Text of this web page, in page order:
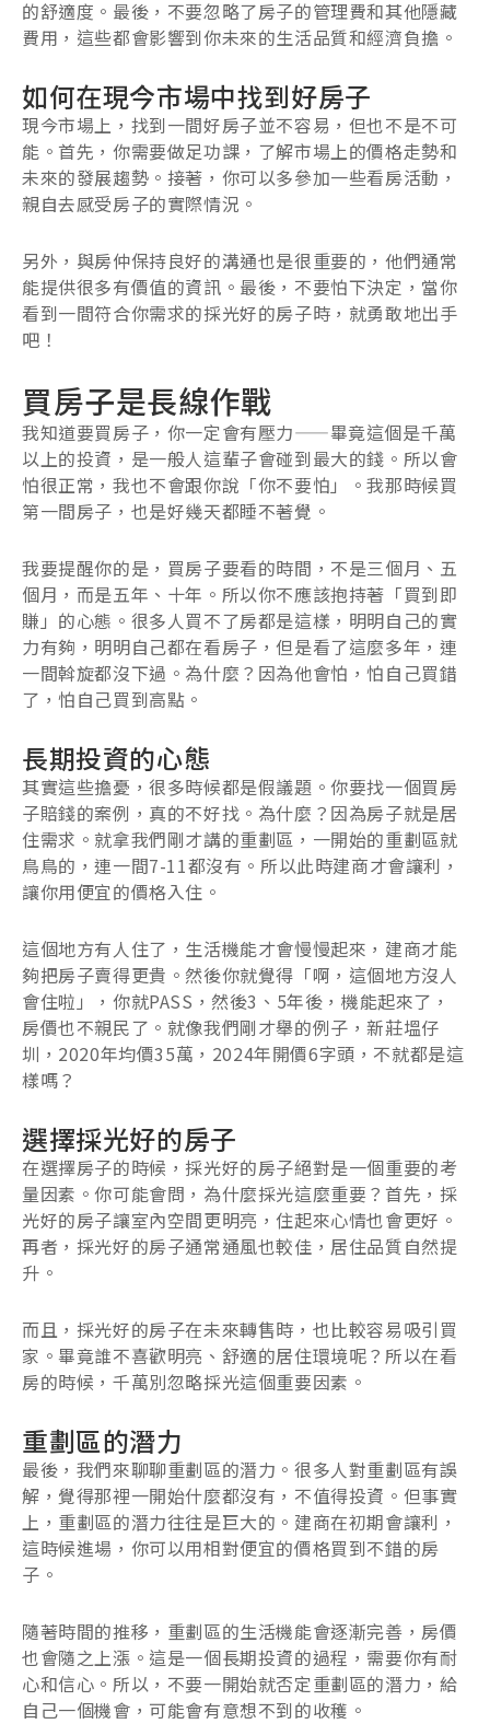
的舒適度。最後，不要忽略了房子的管理費和其他隱藏
費用，這些都會影響到你未來的生活品質和經濟負擔。
如何在現今市場中找到好房子
現今市場上，找到一間好房子並不容易，但也不是不可
能。首先，你需要做足功課，了解市場上的價格走勢和
未來的發展趨勢。接著，你可以多參加一些看房活動，
親自去感受房子的實際情況。
另外，與房仲保持良好的溝通也是很重要的，他們通常
能提供很多有價值的資訊。最後，不要怕下決定，當你
看到一間符合你需求的採光好的房子時，就勇敢地出手
吧！
買房子是長線作戰
我知道要買房子，你一定會有壓力——畢竟這個是千萬
以上的投資，是一般人這輩子會碰到最大的錢。所以會
怕很正常，我也不會跟你說「你不要怕」。我那時候買
第一間房子，也是好幾天都睡不著覺。
我要提醒你的是，買房子要看的時間，不是三個月、五
個月，而是五年、十年。所以你不應該抱持著「買到即
賺」的心態。很多人買不了房都是這樣，明明自己的實
力有夠，明明自己都在看房子，但是看了這麼多年，連
一間斡旋都沒下過。為什麼？因為他會怕，怕自己買錯
了，怕自己買到高點。
長期投資的心態
其實這些擔憂，很多時候都是假議題。你要找一個買房
子賠錢的案例，真的不好找。為什麼？因為房子就是居
住需求。就拿我們剛才講的重劃區，一開始的重劃區就
鳥鳥的，連一間7-11都沒有。所以此時建商才會讓利，
讓你用便宜的價格入住。
這個地方有人住了，生活機能才會慢慢起來，建商才能
夠把房子賣得更貴。然後你就覺得「啊，這個地方沒人
會住啦」，你就PASS，然後3、5年後，機能起來了，
房價也不親民了。就像我們剛才舉的例子，新莊塭仔
圳，2020年均價35萬，2024年開價6字頭，不就都是這
樣嗎？
選擇採光好的房子
在選擇房子的時候，採光好的房子絕對是一個重要的考
量因素。你可能會問，為什麼採光這麼重要？首先，採
光好的房子讓室內空間更明亮，住起來心情也會更好。
再者，採光好的房子通常通風也較佳，居住品質自然提
升。
而且，採光好的房子在未來轉售時，也比較容易吸引買
家。畢竟誰不喜歡明亮、舒適的居住環境呢？所以在看
房的時候，千萬別忽略採光這個重要因素。
重劃區的潛力
最後，我們來聊聊重劃區的潛力。很多人對重劃區有誤
解，覺得那裡一開始什麼都沒有，不值得投資。但事實
上，重劃區的潛力往往是巨大的。建商在初期會讓利，
這時候進場，你可以用相對便宜的價格買到不錯的房
子。
隨著時間的推移，重劃區的生活機能會逐漸完善，房價
也會隨之上漲。這是一個長期投資的過程，需要你有耐
心和信心。所以，不要一開始就否定重劃區的潛力，給
自己一個機會，可能會有意想不到的收穫。